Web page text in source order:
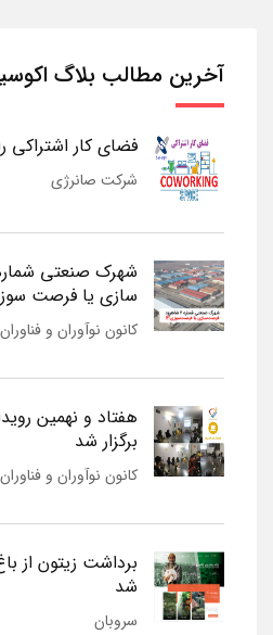
آخرین مطالب بلاگ
فضای کار اشتراکی
شرکت صانرژی
سازی یا فرصت
کانون نوآوران و فناوران
هفتاد و نهمین
برگزار شد
کانون نوآوران و فناوران
برداشت زیتون از
شد
سروبان